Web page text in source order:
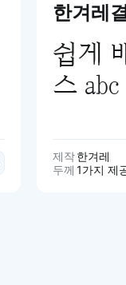
한겨레
쉽게
스 abc
제작한겨레
두께 1가지 제